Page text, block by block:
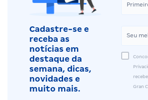
Cadastre-se e
receba as
notícias em
destaque da
semana, dicas,
novidades e
muito mais.
Gran